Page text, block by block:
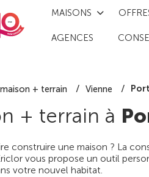
MAISONS
AGENCES
+ terrain Vienne
+ terrain à
construire une maison ? La
vous propose un outil
votre nouvel habitat.